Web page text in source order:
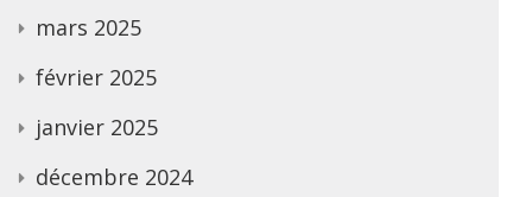
mars 2025
février 2025
janvier 2025
décembre 2024